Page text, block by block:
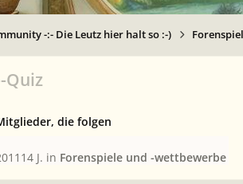
-:- Die Leutz hier halt so :-)
Quiz
die folgen
14 J. in Forenspiele und -wettbewerbe